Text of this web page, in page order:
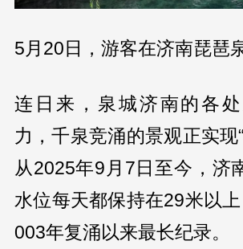
5月20日，游客在济南琵琶
连日来，泉城济南的各
力，千泉竞涌的景观正实现“
从2025年9月7日至今，济
水位每天都保持在29米以
003年复涌以来最长纪录。